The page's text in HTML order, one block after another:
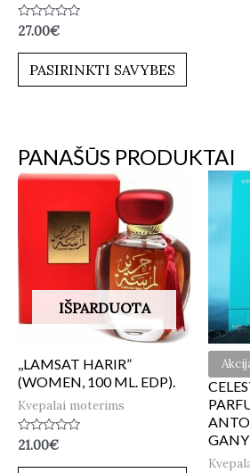
Įvertinimas:
0
iš
27.00€
PASIRINKTI SAVYBES
PANAŠŪS PRODUKTAI
IŠPARDUOTA
,,LAMSAT HARIR”
(WOMEN, 100 ML. EDP).
Kvepalai moterims
Įvertinimas:
0
iš
21.00€